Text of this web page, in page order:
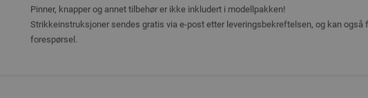
Pinner, knapper og annet tilbehør er ikke inkludert i modellpakken!
Strikkeinstruksjoner sendes gratis via e-post etter leveringsbekreftelsen, og kan også
forespørsel.